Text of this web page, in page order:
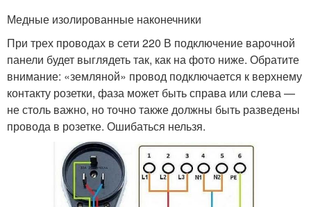
Медные изолированные наконечники
При трех проводах в сети 220 В подключение варочной
панели будет выглядеть так, как на фото ниже. Обратите
внимание: «земляной» провод подключается к верхнему
контакту розетки, фаза может быть справа или слева —
не столь важно, но точно также должны быть разведены
провода в розетке. Ошибаться нельзя.